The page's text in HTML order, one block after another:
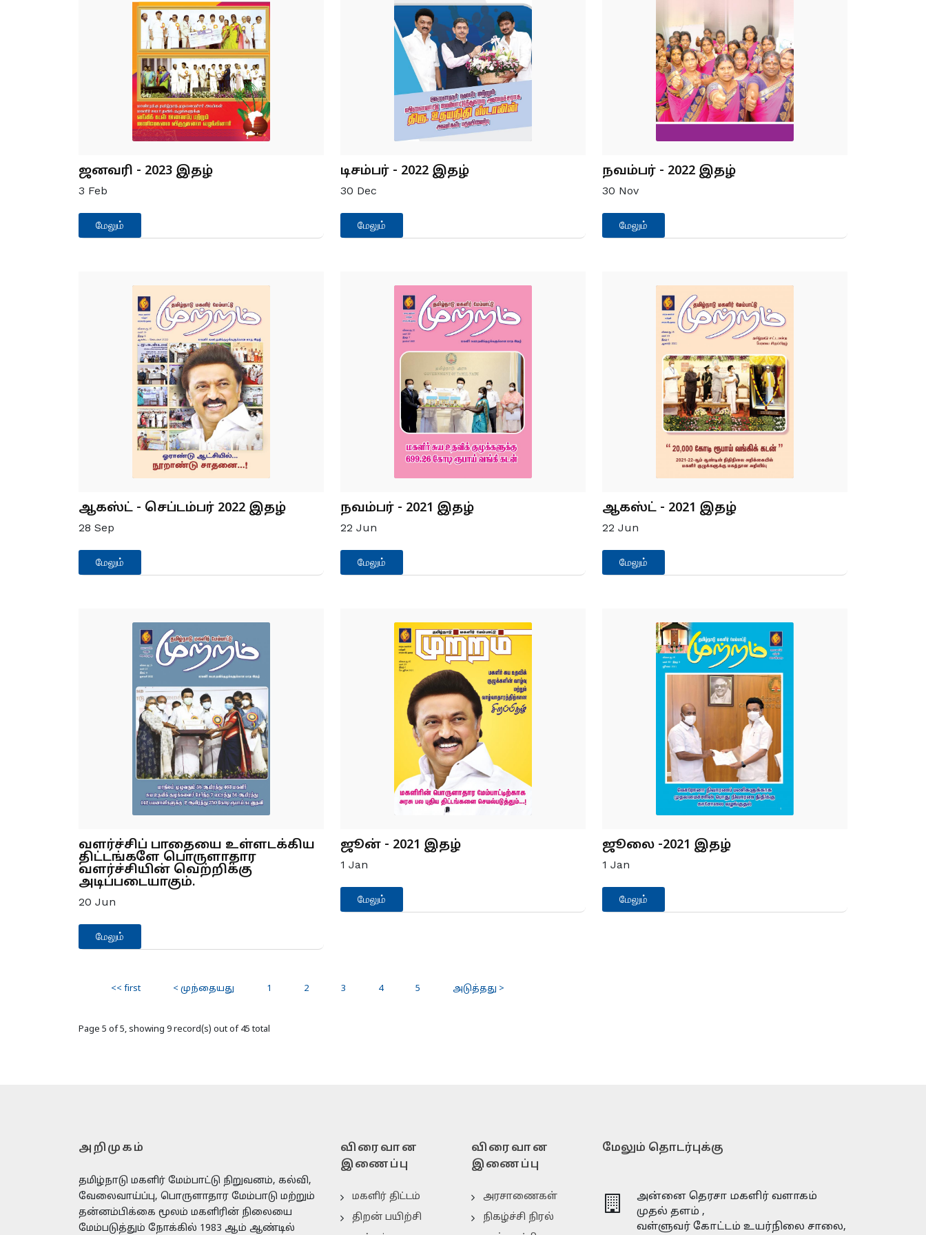
சிறப்புத் திட்டம்
கிராம தொழில்
முனைவோர் திட்டம்
மஹிலா கிசான்
சசக்திகரன் பரியோஜனா
வழிகாட்டுதல்கள்
RTI -PIO A&A
பாத்திரங்கள் மற்றும்
பொறுப்புகள்
வேலை விவரம்
ஜனவரி - 2023 இதழ்
3 Feb
மேலும்
டிசம்பர் - 2022 இதழ்
30 Dec
மேலும்
நவம்பர் - 2022 இதழ்
30 Nov
மேலும்
ஆகஸ்ட் - செப்டம்பர் 2022 இதழ்
28 Sep
மேலும்
நவம்பர் - 2021 இதழ்
22 Jun
மேலும்
ஆகஸ்ட் - 2021 இதழ்
22 Jun
மேலும்
வளர்ச்சிப் பாதையை உள்ளடக்கிய
திட்டங்களே பொருளாதார
வளர்ச்சியின் வெற்றிக்கு
அடிப்படையாகும்.
20 Jun
மேலும்
ஜூன் - 2021 இதழ்
1 Jan
மேலும்
ஜூலை -2021 இதழ்
1 Jan
மேலும்
<< first < முந்தையது 1 2 3 4 5 அடுத்தது >
Page 5 of 5, showing 9 record(s) out of 45 total
அறிமுகம்
தமிழ்நாடு மகளிர் மேம்பாட்டு நிறுவனம், கல்வி,
வேலைவாய்ப்பு, பொருளாதார மேம்பாடு மற்றும்
தன்னம்பிக்கை மூலம் மகளிரின் நிலையை
மேம்படுத்தும் நோக்கில் 1983 ஆம் ஆண்டில்
விரைவான
இணைப்பு
மகளிர் திட்டம்
திறன் பயிற்சி
விரைவான
இணைப்பு
அரசாணைகள்
நிகழ்ச்சி நிரல்
மேலும் தொடர்புக்கு
அன்னை தெரசா மகளிர் வளாகம்
முதல் தளம் ,
வள்ளுவர் கோட்டம் உயர்நிலை சாலை,